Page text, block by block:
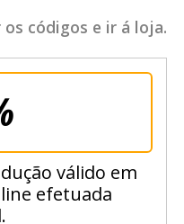
os códigos e ir á loja.
válido em
efetuada